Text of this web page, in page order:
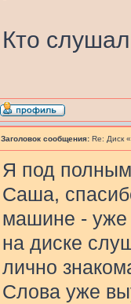
Кто
Заголовок сообщения: Re: Диск
Я под
Саша,
машине - уже
на диске
лично
Слова уже